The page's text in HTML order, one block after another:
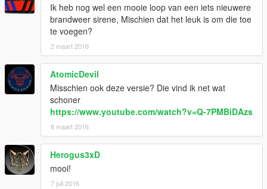
Ik heb nog wel een mooie loop van een iets nieuwere
brandweer sirene, Mischien dat het leuk is om die toe
te voegen?
2 maart 2016
AtomicDevil
Misschien ook deze versie? Die vind ik net wat
schoner
https://www.youtube.com/watch?v=Q-7PMBiDAzs
8 maart 2016
Herogus3xD
mooi!
7 juli 2016